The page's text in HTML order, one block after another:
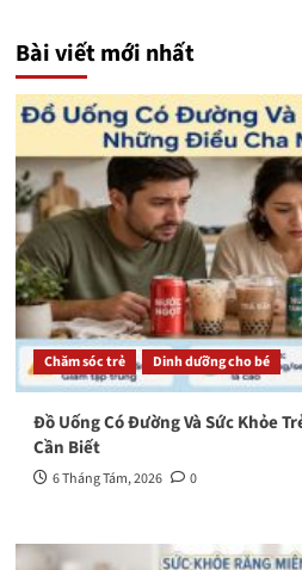
Bài viết mới nhất
Chăm sóc trẻ Dinh dưỡng cho bé
Đồ Uống Có Đường Và Sức Khỏe
Cần Biết
6 Tháng Tám, 2026 0